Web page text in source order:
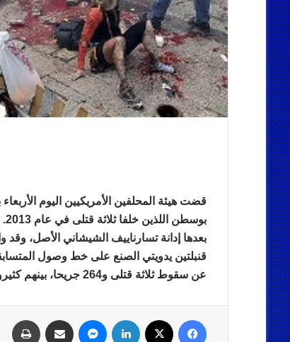
قضت هيئة المحلفين الأمريكيين اليوم
بعدها إدانة تسارناييف الشيشاني الأصل، وقد
قنبلتين يدويتي الصنع على خط وصول
عن سقوط ثلاثة قتلى و264 جريحا، بينهم كثيرون بترت أطرافهم، وإثارة حالة هلع بين الحضور.
فيسبوك لينكدإن ماسنجر مشاركة عبر البريد